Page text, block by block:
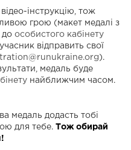
інструкцію, тож
грою (макет медалі з
до особистого кабінету
відправить свої
).
медаль буде
найближчим часом.
медаль додасть тобі
для тебе. Тож обирай